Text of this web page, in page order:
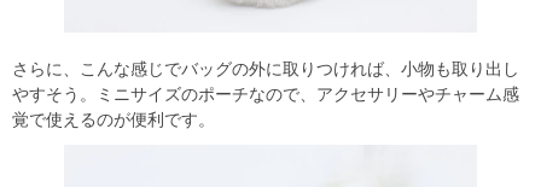
さらに、こんな感じでバッグの外に取りつければ、小物も取り出し
やすそう。ミニサイズのポーチなので、アクセサリーやチャーム感
覚で使えるのが便利です。